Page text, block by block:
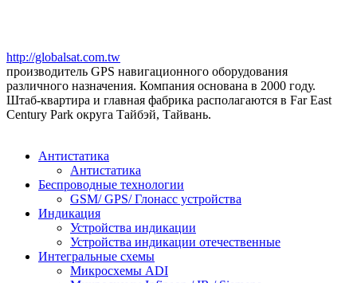
http://globalsat.com.tw
производитель GPS навигационного оборудования
различного назначения. Компания основана в 2000 году.
Штаб-квартира и главная фабрика располагаются в Far East
Century Park округа Тайбэй, Тайвань.
Антистатика
Антистатика
Беспроводные технологии
GSM/ GPS/ Глонасс устройства
Индикация
Устройства индикации
Устройства индикации отечественные
Интегральные схемы
Микросхемы ADI